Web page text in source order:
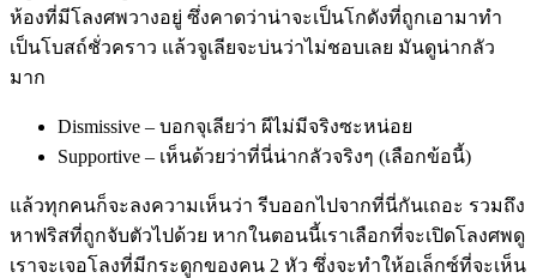
ห้องที่มีโลงศพวางอยู่ ซึ่งคาดว่าน่าจะเป็นโกดังที่ถูกเอามาทำ
เป็นโบสถ์ชั่วคราว แล้วจูเลียจะบ่นว่าไม่ชอบเลย มันดูน่ากลัว
มาก
Dismissive – บอกจุเลียว่า ผีไม่มีจริงซะหน่อย
Supportive – เห็นด้วยว่าที่นี่น่ากลัวจริงๆ (เลือกข้อนี้)
แล้วทุกคนก็จะลงความเห็นว่า รีบออกไปจากที่นี่กันเถอะ รวมถึง
หาฟริสที่ถูกจับตัวไปด้วย หากในตอนนี้เราเลือกที่จะเปิดโลงศพดู
เราจะเจอโลงที่มีกระดูกของคน 2 หัว ซึ่งจะทำให้อเล็กซ์ที่จะเห็น